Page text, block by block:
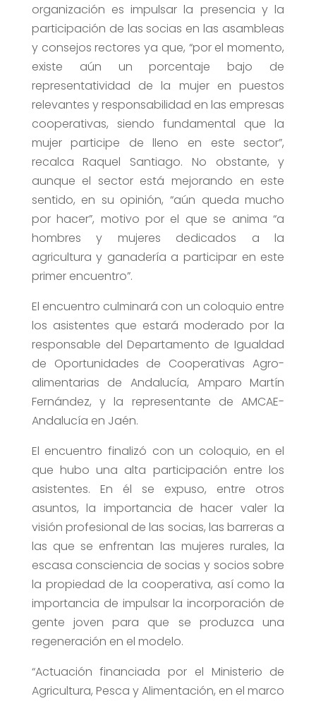
organización es impulsar la presencia y la
participación de las socias en las asambleas
y consejos rectores ya que, “por el momento,
existe aún un porcentaje bajo de
representatividad de la mujer en puestos
relevantes y responsabilidad en las empresas
cooperativas, siendo fundamental que la
mujer participe de lleno en este sector”,
recalca Raquel Santiago. No obstante, y
aunque el sector está mejorando en este
sentido, en su opinión, “aún queda mucho
por hacer”, motivo por el que se anima “a
hombres y mujeres dedicados a la
agricultura y ganadería a participar en este
primer encuentro”.
El encuentro culminará con un coloquio entre
los asistentes que estará moderado por la
responsable del Departamento de Igualdad
de Oportunidades de Cooperativas Agro-
alimentarias de Andalucía, Amparo Martín
Fernández, y la representante de AMCAE-
Andalucía en Jaén.
El encuentro finalizó con un coloquio, en el
que hubo una alta participación entre los
asistentes. En él se expuso, entre otros
asuntos, la importancia de hacer valer la
visión profesional de las socias, las barreras a
las que se enfrentan las mujeres rurales, la
escasa consciencia de socias y socios sobre
la propiedad de la cooperativa, así como la
importancia de impulsar la incorporación de
gente joven para que se produzca una
regeneración en el modelo.
“Actuación financiada por el Ministerio de
Agricultura, Pesca y Alimentación, en el marco